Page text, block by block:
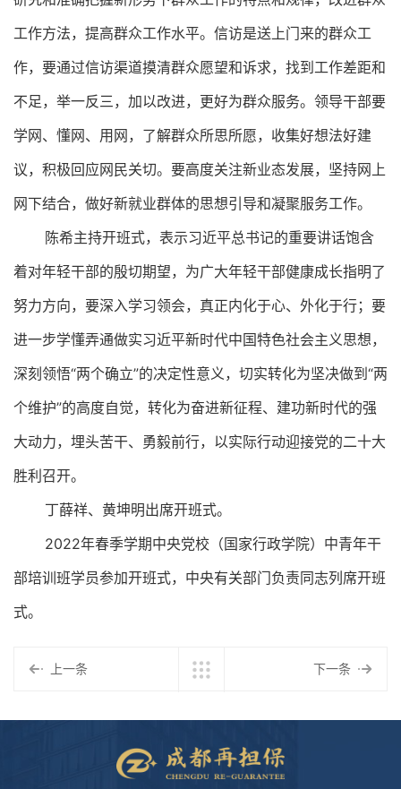
工作方法，提高群众工作水平。信访是送上门来的群众工
作，要通过信访渠道摸清群众愿望和诉求，找到工作差距和
不足，举一反三，加以改进，更好为群众服务。领导干部要
学网、懂网、用网，了解群众所思所愿，收集好想法好建
议，积极回应网民关切。要高度关注新业态发展，坚持网上
网下结合，做好新就业群体的思想引导和凝聚服务工作。
陈希主持开班式，表示习近平总书记的重要讲话饱含
着对年轻干部的殷切期望，为广大年轻干部健康成长指明了
努力方向，要深入学习领会，真正内化于心、外化于行；要
进一步学懂弄通做实习近平新时代中国特色社会主义思想，
深刻领悟“两个确立”的决定性意义，切实转化为坚决做到“两
个维护”的高度自觉，转化为奋进新征程、建功新时代的强
大动力，埋头苦干、勇毅前行，以实际行动迎接党的二十大
胜利召开。
丁薛祥、黄坤明出席开班式。
2022年春季学期中央党校（国家行政学院）中青年干
部培训班学员参加开班式，中央有关部门负责同志列席开班
式。
上一条 下一条